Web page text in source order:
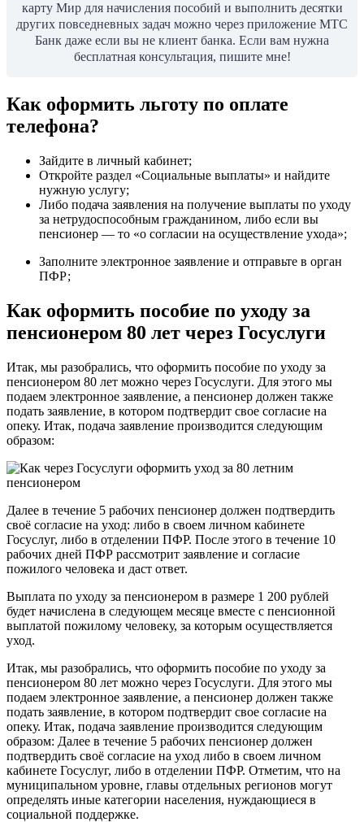
карту Мир для начисления пособий и выполнить десятки
других повседневных задач можно через приложение МТС
Банк даже если вы не клиент банка. Если вам нужна
бесплатная консультация, пишите мне!
Как оформить льготу по оплате
телефона?
Зайдите в личный кабинет;
Откройте раздел «Социальные выплаты» и найдите
нужную услугу;
Либо подача заявления на получение выплаты по уходу
за нетрудоспособным гражданином, либо если вы
пенсионер — то «о согласии на осуществление ухода»;
Заполните электронное заявление и отправьте в орган
ПФР;
Как оформить пособие по уходу за
пенсионером 80 лет через Госуслуги
Итак, мы разобрались, что оформить пособие по уходу за
пенсионером 80 лет можно через Госуслуги. Для этого мы
подаем электронное заявление, а пенсионер должен также
подать заявление, в котором подтвердит свое согласие на
опеку. Итак, подача заявление производится следующим
образом:
Далее в течение 5 рабочих пенсионер должен подтвердить
своё согласие на уход: либо в своем личном кабинете
Госуслуг, либо в отделении ПФР. После этого в течение 10
рабочих дней ПФР рассмотрит заявление и согласие
пожилого человека и даст ответ.
Выплата по уходу за пенсионером в размере 1 200 рублей
будет начислена в следующем месяце вместе с пенсионной
выплатой пожилому человеку, за которым осуществляется
уход.
Итак, мы разобрались, что оформить пособие по уходу за
пенсионером 80 лет можно через Госуслуги. Для этого мы
подаем электронное заявление, а пенсионер должен также
подать заявление, в котором подтвердит свое согласие на
опеку. Итак, подача заявление производится следующим
образом: Далее в течение 5 рабочих пенсионер должен
подтвердить своё согласие на уход либо в своем личном
кабинете Госуслуг, либо в отделении ПФР. Отметим, что на
муниципальном уровне, главы отдельных регионов могут
определять иные категории населения, нуждающиеся в
социальной поддержке.